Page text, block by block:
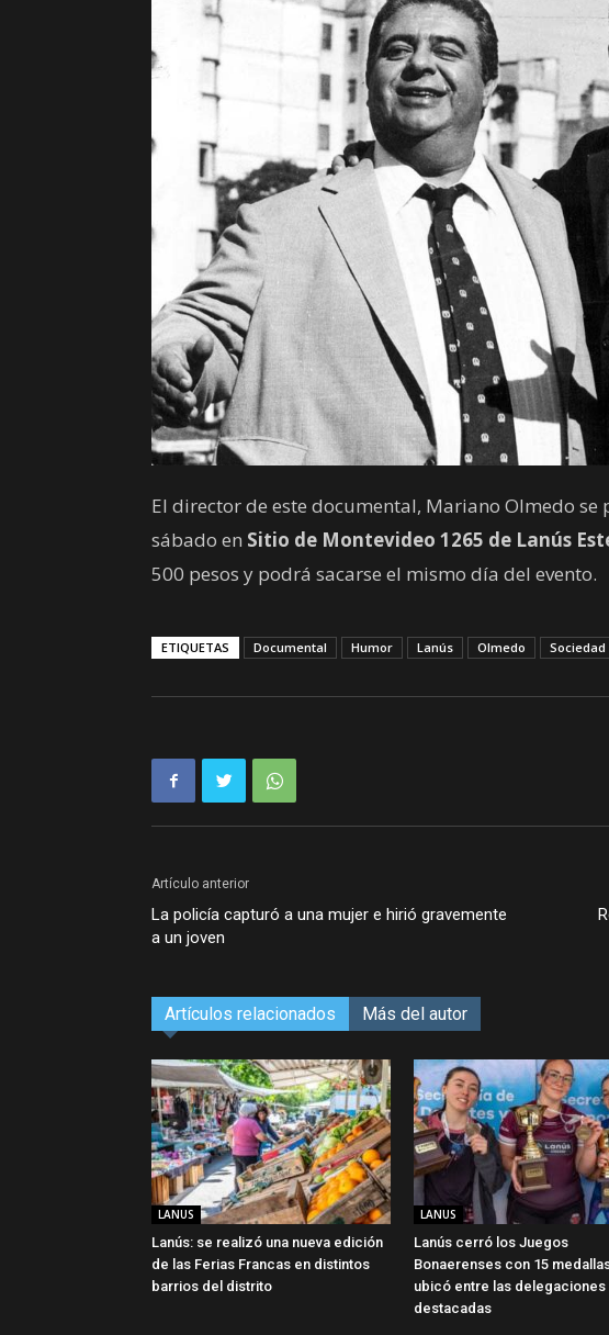
El director de este documental, Mariano Olmedo se
sábado en Sitio de Montevideo 1265 de Lanús
500 pesos y podrá sacarse el mismo día del evento.
ETIQUETAS Documental Humor Lanús Olmedo Sociedad
Artículo anterior
La policía capturó a una mujer e hirió gravemente
a un joven
Artículos relacionados Más del autor
LANUS
Lanús: se realizó una nueva edición
de las Ferias Francas en distintos
barrios del distrito
LANUS
Lanús cerró los Juegos
Bonaerenses con 15
ubicó entre las delegaciones
destacadas